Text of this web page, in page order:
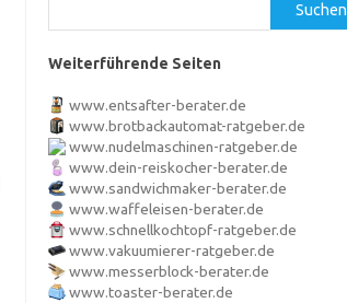
Suchen
Weiterführende Seiten
www.entsafter-berater.de
www.brotbackautomat-ratgeber.de
www.nudelmaschinen-ratgeber.de
www.dein-reiskocher-berater.de
www.sandwichmaker-berater.de
www.waffeleisen-berater.de
www.schnellkochtopf-ratgeber.de
www.vakuumierer-ratgeber.de
www.messerblock-berater.de
www.toaster-berater.de